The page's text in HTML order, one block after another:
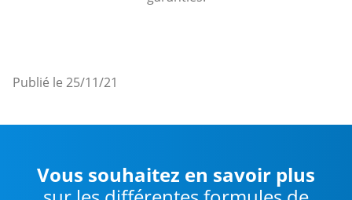
Publié le 25/11/21
Vous souhaitez en savoir plus